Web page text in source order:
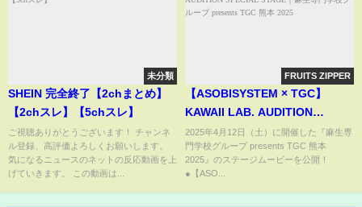
未分類
SHEIN 完全終了【2chまとめ】
【2chスレ】【5chスレ】
ご視聴ありがとうございます！ チャンネ
ル登録、高評価よろしくお願いします。
気になるニュースのネットの反応動画を上
げていきます。 この動画は...
FRUITS ZIPPER
【ASOBISYSTEM × TGC】
KAWAII LAB. AUDITION
SPECIAL STAGE｜麻生専門学校
グループ presents TGC 熊本
2025
2025年4月12日（土）に開催した『麻生専
門学校グループ presents TGC 熊本
2025』のステージムービーを公開！
●【ASO...